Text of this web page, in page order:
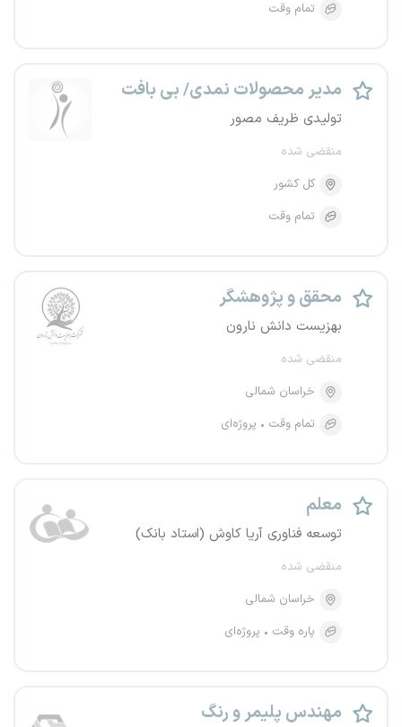
تمام وقت
مدیر محصولات نمدی/ بی بافت
تولیدی ظریف مصور
منقضی شده
کل کشور
تمام وقت
محقق و پژوهشگر
بهزیست دانش نارون
منقضی شده
خراسان شمالی
تمام وقت
پروژه‌ای
معلم
توسعه فناوری آریا کاوش (استاد بانک)
منقضی شده
خراسان شمالی
پاره وقت
پروژه‌ای
مهندس پلیمر و رنگ